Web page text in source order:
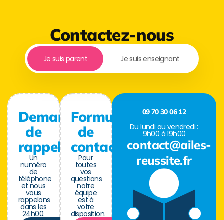
Contactez-nous
Je suis parent Je suis enseignant
Demande
de
rappel
Un
numéro
de
téléphone
et nous
vous
rappelons
dans les
24h00.
Formulaire
de
contact
Pour
toutes
vos
questions
notre
équipe
est à
votre
disposition.
09 70 30 06 12
Du lundi au vendredi :
9h00 à 19h00
contact@ailes-
reussite.fr